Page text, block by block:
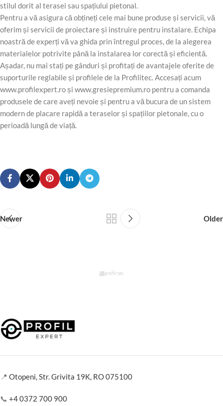
stilul dorit al terasei sau spațiului pietonal.
Pentru a vă asigura că obțineți cele mai bune produse și servicii, vă
oferim și servicii de proiectare și instruire pentru instalare. Echipa
noastră de experți vă va ghida prin întregul proces, de la alegerea
materialelor potrivite până la instalarea lor corectă și eficientă.
Așadar, nu mai stați pe gânduri și profitați de avantajele oferite de
suporturile reglabile și profilele de la Profilitec. Accesați acum
www.profilexpert.ro și www.gresiepremium.ro pentru a comanda
produsele de care aveți nevoie și pentru a vă bucura de un sistem
modern de placare rapidă a teraselor și spațiilor pietonale, cu o
perioadă lungă de viață.
Newer Older
📍 Otopeni, Str. Grivita 19K, RO 075100
📞 +4 0372 700 900